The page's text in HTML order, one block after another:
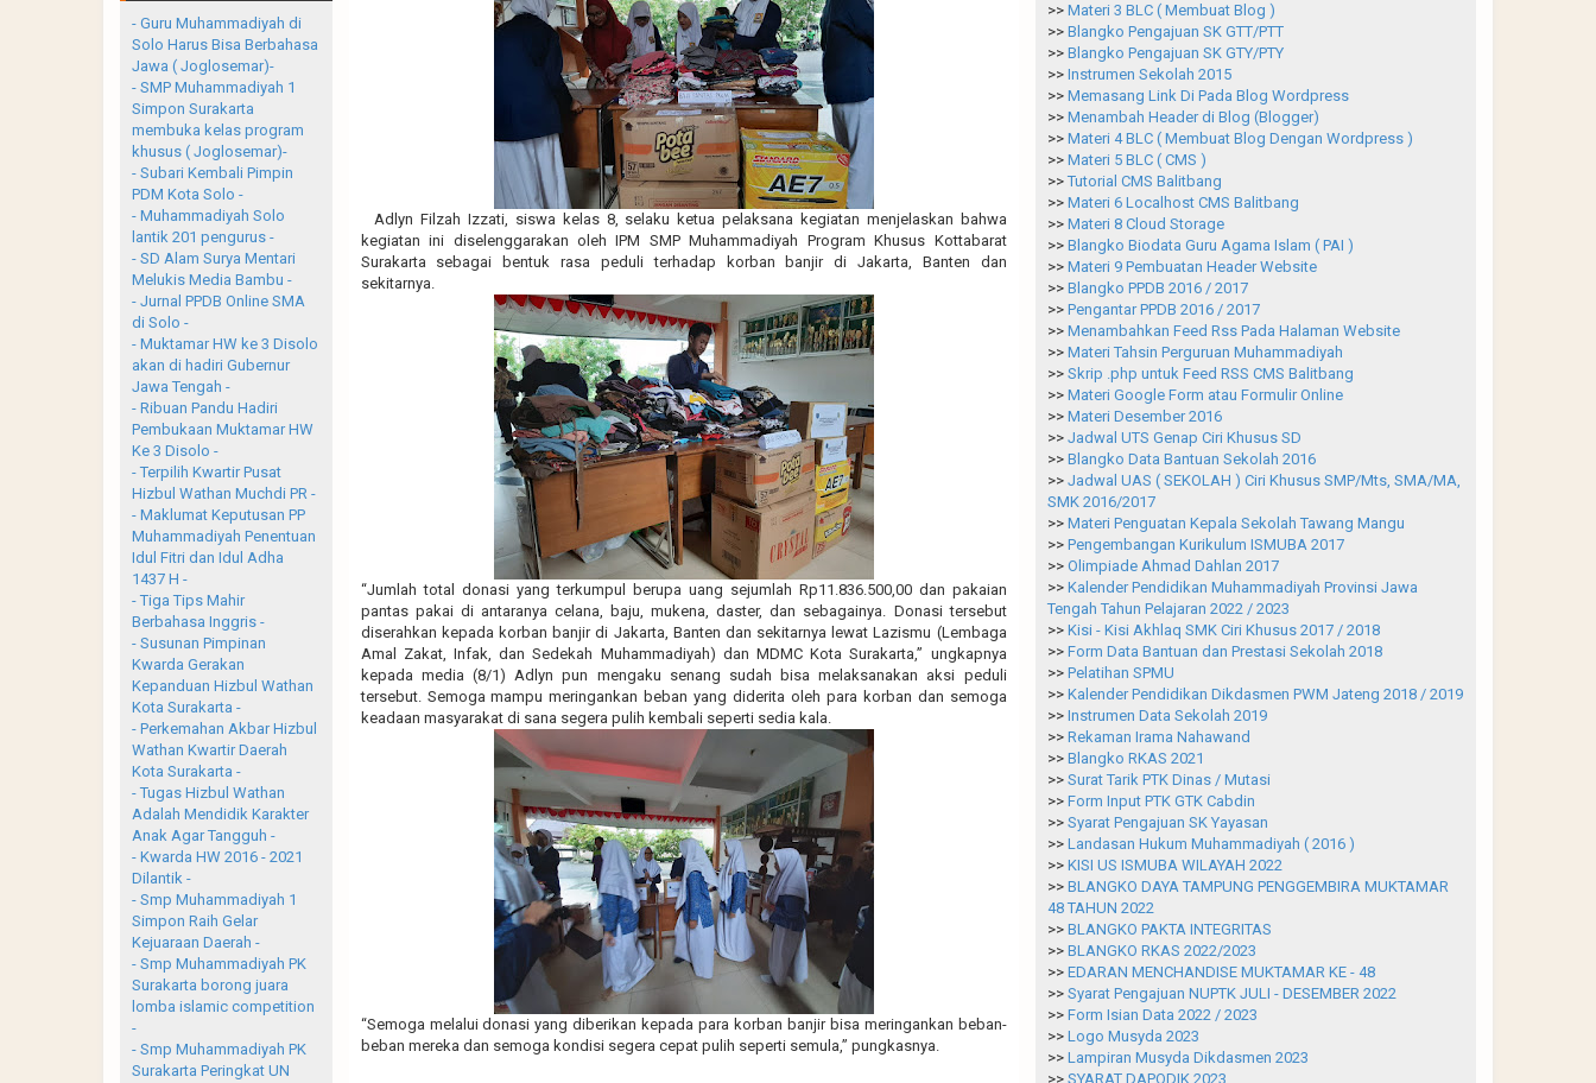
Adlyn Filzah Izzati, siswa kelas 8, selaku ketua pelaksana kegiatan menjelaskan bahwa
kegiatan ini diselenggarakan oleh IPM SMP Muhammadiyah Program Khusus Kottabarat
Surakarta sebagai bentuk rasa peduli terhadap korban banjir di Jakarta, Banten dan
sekitarnya.
“Jumlah total donasi yang terkumpul berupa uang sejumlah Rp11.836.500,00 dan pakaian
pantas pakai di antaranya celana, baju, mukena, daster, dan sebagainya. Donasi tersebut
diserahkan kepada korban banjir di Jakarta, Banten dan sekitarnya lewat Lazismu (Lembaga
Amal Zakat, Infak, dan Sedekah Muhammadiyah) dan MDMC Kota Surakarta,” ungkapnya
kepada media (8/1) Adlyn pun mengaku senang sudah bisa melaksanakan aksi peduli
tersebut. Semoga mampu meringankan beban yang diderita oleh para korban dan semoga
keadaan masyarakat di sana segera pulih kembali seperti sedia kala.
“Semoga melalui donasi yang diberikan kepada para korban banjir bisa meringankan beban-
beban mereka dan semoga kondisi segera cepat pulih seperti semula,” pungkasnya.
- Guru Muhammadiyah di
Solo Harus Bisa Berbahasa
Jawa ( Joglosemar)-
- SMP Muhammadiyah 1
Simpon Surakarta
membuka kelas program
khusus ( Joglosemar)-
- Subari Kembali Pimpin
PDM Kota Solo -
- Muhammadiyah Solo
lantik 201 pengurus -
- SD Alam Surya Mentari
Melukis Media Bambu -
- Jurnal PPDB Online SMA
di Solo -
- Muktamar HW ke 3 Disolo
akan di hadiri Gubernur
Jawa Tengah -
- Ribuan Pandu Hadiri
Pembukaan Muktamar HW
Ke 3 Disolo -
- Terpilih Kwartir Pusat
Hizbul Wathan Muchdi PR -
- Maklumat Keputusan PP
Muhammadiyah Penentuan
Idul Fitri dan Idul Adha
1437 H -
- Tiga Tips Mahir
Berbahasa Inggris -
- Susunan Pimpinan
Kwarda Gerakan
Kepanduan Hizbul Wathan
Kota Surakarta -
- Perkemahan Akbar Hizbul
Wathan Kwartir Daerah
Kota Surakarta -
- Tugas Hizbul Wathan
Adalah Mendidik Karakter
Anak Agar Tangguh -
- Kwarda HW 2016 - 2021
Dilantik -
- Smp Muhammadiyah 1
Simpon Raih Gelar
Kejuaraan Daerah -
- Smp Muhammadiyah PK
Surakarta borong juara
lomba islamic competition
-
- Smp Muhammadiyah PK
Surakarta Peringkat UN
>> Materi 3 BLC ( Membuat Blog )
>> Blangko Pengajuan SK GTT/PTT
>> Blangko Pengajuan SK GTY/PTY
>> Instrumen Sekolah 2015
>> Memasang Link Di Pada Blog Wordpress
>> Menambah Header di Blog (Blogger)
>> Materi 4 BLC ( Membuat Blog Dengan Wordpress )
>> Materi 5 BLC ( CMS )
>> Tutorial CMS Balitbang
>> Materi 6 Localhost CMS Balitbang
>> Materi 8 Cloud Storage
>> Blangko Biodata Guru Agama Islam ( PAI )
>> Materi 9 Pembuatan Header Website
>> Blangko PPDB 2016 / 2017
>> Pengantar PPDB 2016 / 2017
>> Menambahkan Feed Rss Pada Halaman Website
>> Materi Tahsin Perguruan Muhammadiyah
>> Skrip .php untuk Feed RSS CMS Balitbang
>> Materi Google Form atau Formulir Online
>> Materi Desember 2016
>> Jadwal UTS Genap Ciri Khusus SD
>> Blangko Data Bantuan Sekolah 2016
>> Jadwal UAS ( SEKOLAH ) Ciri Khusus SMP/Mts, SMA/MA,
SMK 2016/2017
>> Materi Penguatan Kepala Sekolah Tawang Mangu
>> Pengembangan Kurikulum ISMUBA 2017
>> Olimpiade Ahmad Dahlan 2017
>> Kalender Pendidikan Muhammadiyah Provinsi Jawa
Tengah Tahun Pelajaran 2022 / 2023
>> Kisi - Kisi Akhlaq SMK Ciri Khusus 2017 / 2018
>> Form Data Bantuan dan Prestasi Sekolah 2018
>> Pelatihan SPMU
>> Kalender Pendidikan Dikdasmen PWM Jateng 2018 / 2019
>> Instrumen Data Sekolah 2019
>> Rekaman Irama Nahawand
>> Blangko RKAS 2021
>> Surat Tarik PTK Dinas / Mutasi
>> Form Input PTK GTK Cabdin
>> Syarat Pengajuan SK Yayasan
>> Landasan Hukum Muhammadiyah ( 2016 )
>> KISI US ISMUBA WILAYAH 2022
>> BLANGKO DAYA TAMPUNG PENGGEMBIRA MUKTAMAR
48 TAHUN 2022
>> BLANGKO PAKTA INTEGRITAS
>> BLANGKO RKAS 2022/2023
>> EDARAN MENCHANDISE MUKTAMAR KE - 48
>> Syarat Pengajuan NUPTK JULI - DESEMBER 2022
>> Form Isian Data 2022 / 2023
>> Logo Musyda 2023
>> Lampiran Musyda Dikdasmen 2023
>> SYARAT DAPODIK 2023